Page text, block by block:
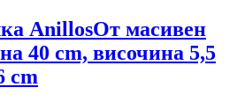
AnillosОт масивен
40 cm, височина 5,5
cm